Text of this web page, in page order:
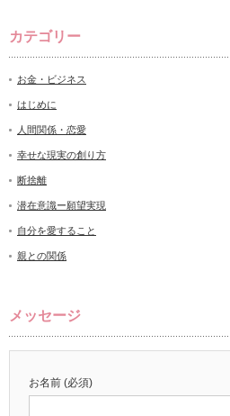
カテゴリー
お金・ビジネス
はじめに
人間関係・恋愛
幸せな現実の創り方
断捨離
潜在意識ー願望実現
自分を愛すること
親との関係
メッセージ
お名前 (必須)